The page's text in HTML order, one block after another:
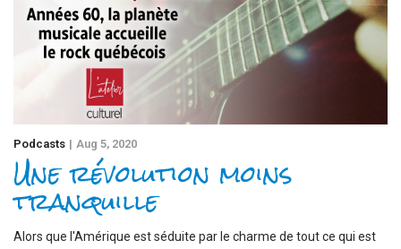
Podcasts Aug 5, 2020
Une révolution moins
tranquille
Alors que l'Amérique est séduite par le charme de tout ce qui est